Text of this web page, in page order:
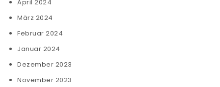
April 2024
März 2024
Februar 2024
Januar 2024
Dezember 2023
November 2023